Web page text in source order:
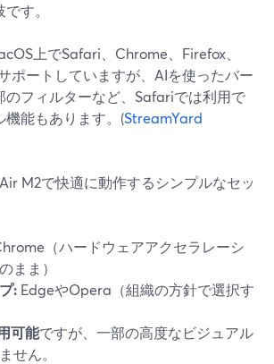
す。
上でSafari、Chrome、Firefox、
ポートしていますが、AIを使ったバー
のフィルターなど、Safariでは利用で
機能もあります。(StreamYard
M2で快適に動作するシンプルなセッ
（ハードウェアアクセラレーシ
まま）
: EdgeやOpera（組織の方針で選択す
可能ですが、一部の高度なビジュアル
せん。